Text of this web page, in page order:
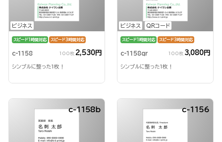
ビジネス
スピード1時間対応 スピード3時間対応
c-1158 100枚 2,530円
シンプルに整った1枚！
ビジネス QRコード
スピード1時間対応 スピード3時間対応
c-1158qr 100枚 3,080円
シンプルに整った1枚！
c-1158b c-1156